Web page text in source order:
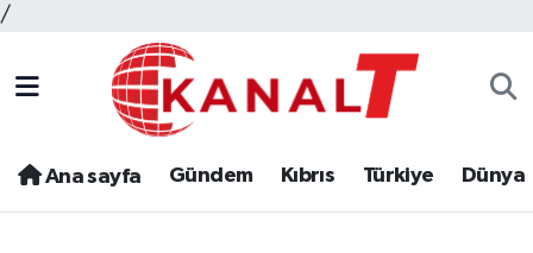
/
Ana sayfa Gündem Kıbrıs Türkiye Dünya